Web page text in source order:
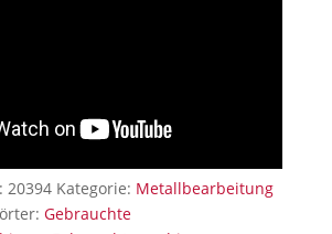
20394 Kategorie: Metallbearbeitung
Gebrauchte